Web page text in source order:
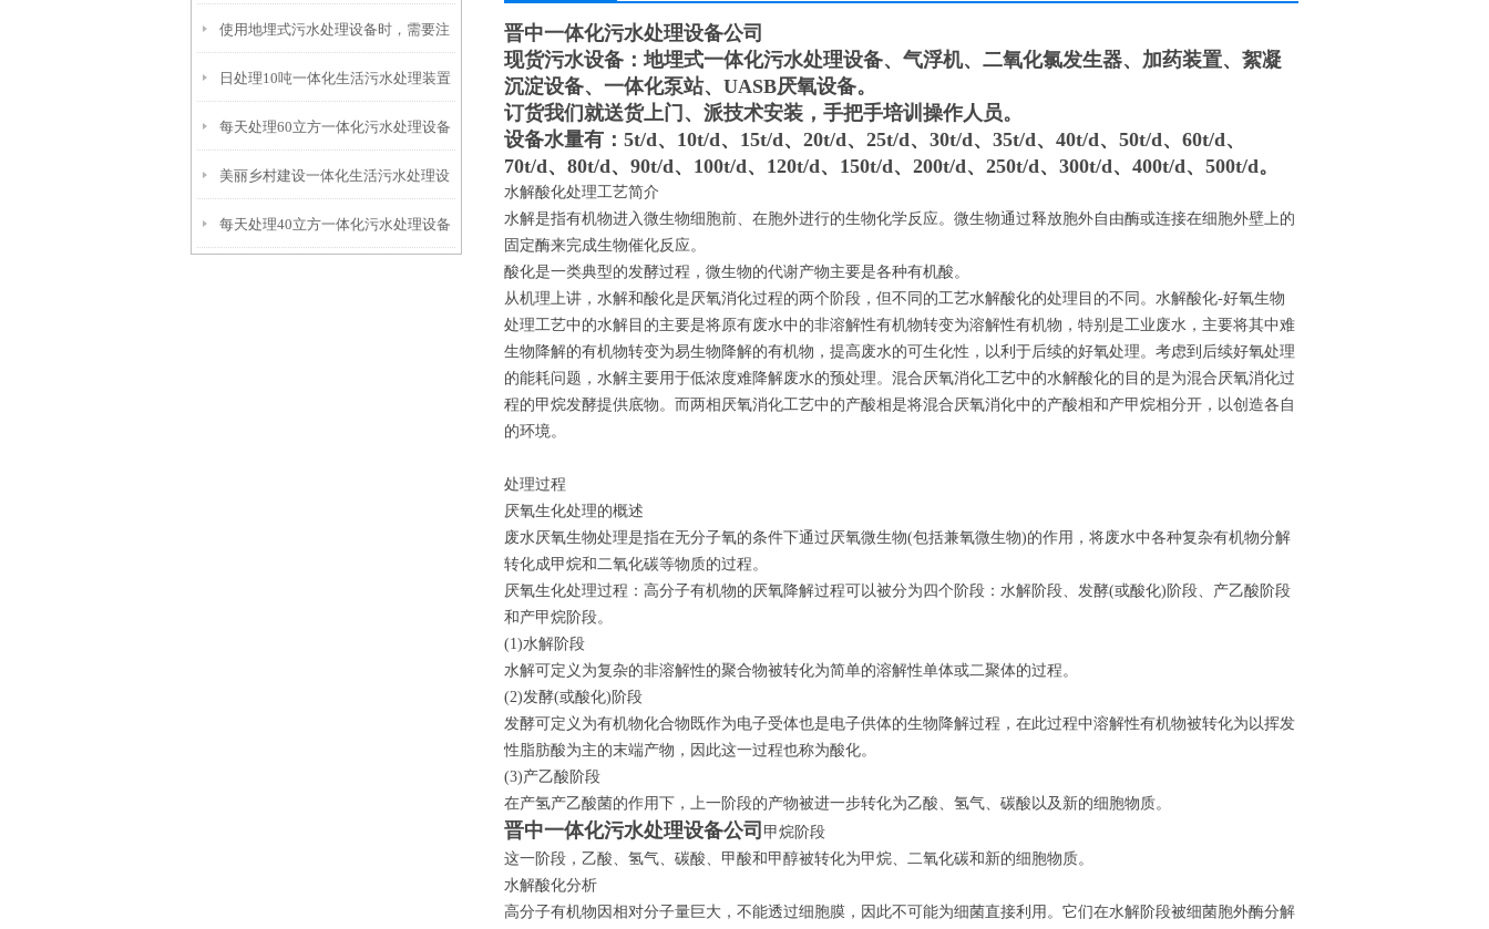
使用地埋式污水处理设备时，需要注
意以下事项
日处理10吨一体化生活污水处理装置
每天处理60立方一体化污水处理设备
美丽乡村建设一体化生活污水处理设
备
每天处理40立方一体化污水处理设备
晋中一体化污水处理设备公司
现货污水设备：地埋式一体化污水处理设备、气浮机、二氧化氯发生器、加药装置、絮凝
沉淀设备、一体化泵站、UASB厌氧设备。
订货我们就送货上门、派技术安装，手把手培训操作人员。
设备水量有：5t/d、10t/d、15t/d、20t/d、25t/d、30t/d、35t/d、40t/d、50t/d、60t/d、
70t/d、80t/d、90t/d、100t/d、120t/d、150t/d、200t/d、250t/d、300t/d、400t/d、500t/d。
水解酸化处理工艺简介
水解是指有机物进入微生物细胞前、在胞外进行的生物化学反应。微生物通过释放胞外自由酶或连接在细胞外壁上的
固定酶来完成生物催化反应。
酸化是一类典型的发酵过程，微生物的代谢产物主要是各种有机酸。
从机理上讲，水解和酸化是厌氧消化过程的两个阶段，但不同的工艺水解酸化的处理目的不同。水解酸化-好氧生物
处理工艺中的水解目的主要是将原有废水中的非溶解性有机物转变为溶解性有机物，特别是工业废水，主要将其中难
生物降解的有机物转变为易生物降解的有机物，提高废水的可生化性，以利于后续的好氧处理。考虑到后续好氧处理
的能耗问题，水解主要用于低浓度难降解废水的预处理。混合厌氧消化工艺中的水解酸化的目的是为混合厌氧消化过
程的甲烷发酵提供底物。而两相厌氧消化工艺中的产酸相是将混合厌氧消化中的产酸相和产甲烷相分开，以创造各自
的环境。
处理过程
厌氧生化处理的概述
废水厌氧生物处理是指在无分子氧的条件下通过厌氧微生物(包括兼氧微生物)的作用，将废水中各种复杂有机物分解
转化成甲烷和二氧化碳等物质的过程。
厌氧生化处理过程：高分子有机物的厌氧降解过程可以被分为四个阶段：水解阶段、发酵(或酸化)阶段、产乙酸阶段
和产甲烷阶段。
(1)水解阶段
水解可定义为复杂的非溶解性的聚合物被转化为简单的溶解性单体或二聚体的过程。
(2)发酵(或酸化)阶段
发酵可定义为有机物化合物既作为电子受体也是电子供体的生物降解过程，在此过程中溶解性有机物被转化为以挥发
性脂肪酸为主的末端产物，因此这一过程也称为酸化。
(3)产乙酸阶段
在产氢产乙酸菌的作用下，上一阶段的产物被进一步转化为乙酸、氢气、碳酸以及新的细胞物质。
晋中一体化污水处理设备公司 甲烷阶段
这一阶段，乙酸、氢气、碳酸、甲酸和甲醇被转化为甲烷、二氧化碳和新的细胞物质。
水解酸化分析
高分子有机物因相对分子量巨大，不能透过细胞膜，因此不可能为细菌直接利用。它们在水解阶段被细菌胞外酶分解